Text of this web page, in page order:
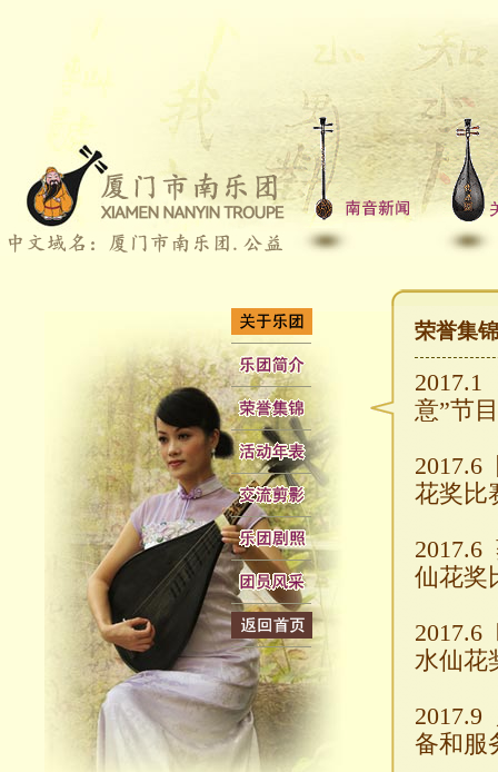
荣誉集
2017.1
意”节目
2017.6
花奖比
2017.6
仙花奖
2017.6
水仙花
2017.9
备和服